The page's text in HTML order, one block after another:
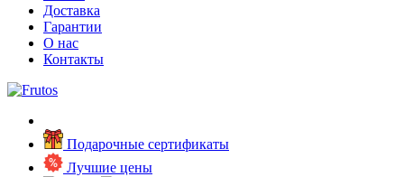
Доставка
Гарантии
О нас
Контакты
Подарочные сертификаты
Лучшие цены